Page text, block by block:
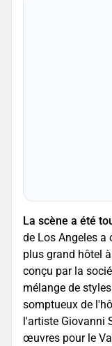
La scène a été
de Los Angeles a
plus grand hôtel
conçu par la
mélange de
somptueux de
l'artiste Giovanni
œuvres pour le